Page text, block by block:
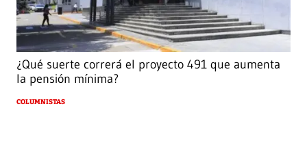
¿Qué suerte correrá el proyecto 491 que aumenta
la pensión mínima?
COLUMNISTAS